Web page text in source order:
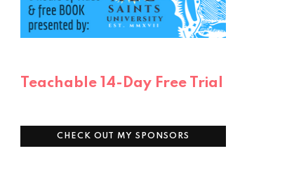
Teachable 14-Day Free Trial
CHECK OUT MY SPONSORS